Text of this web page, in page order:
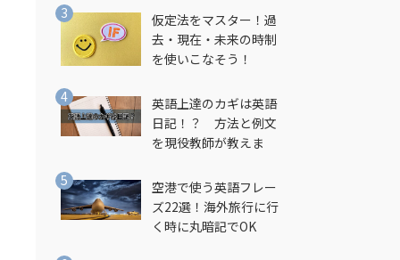
仮定法をマスター！過
去・現在・未来の時制
を使いこなそう！
英語上達のカギは英語
日記！？ 方法と例文
を現役教師が教えま
空港で使う英語フレー
ズ22選！海外旅行に行
く時に丸暗記でOK